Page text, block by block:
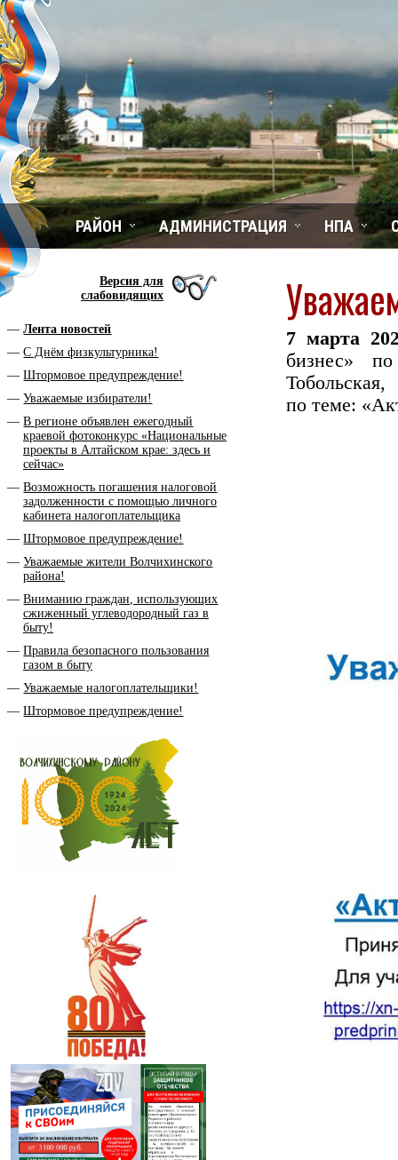
РАЙОН АДМИНИСТРАЦИЯ НПА
Версия для
слабовидящих
Лента новостей
С Днём физкультурника!
Штормовое предупреждение!
Уважаемые избиратели!
В регионе объявлен ежегодный
краевой фотоконкурс «Национальные
проекты в Алтайском крае: здесь и
сейчас»
Возможность погашения налоговой
задолженности с помощью личного
кабинета налогоплательщика
Штормовое предупреждение!
Уважаемые жители Волчихинского
района!
Вниманию граждан, использующих
сжиженный углеводородный газ в
быту!
Правила безопасного пользования
газом в быту
Уважаемые налогоплательщики!
Штормовое предупреждение!
7 марта
бизнес»
по теме: